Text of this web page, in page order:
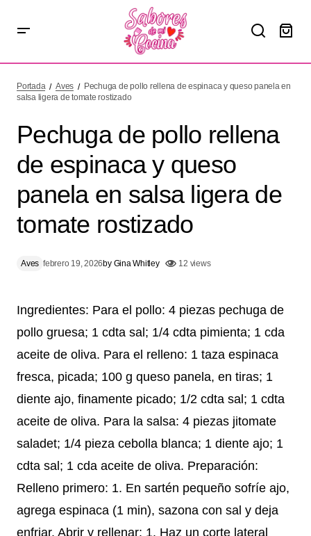
salsa ligera de tomate rostizado
Portada Aves
Pechuga de pollo rellena de espinaca y queso panela en
salsa ligera de tomate rostizado
Pechuga de pollo rellena
de espinaca y queso
panela en salsa ligera de
tomate rostizado
Aves febrero 19, 2026by Gina Whitley 12 views
Ingredientes: Para el pollo: 4 piezas pechuga de
pollo gruesa; 1 cdta sal; 1/4 cdta pimienta; 1 cda
aceite de oliva. Para el relleno: 1 taza espinaca
fresca, picada; 100 g queso panela, en tiras; 1
diente ajo, finamente picado; 1/2 cdta sal; 1 cdta
aceite de oliva. Para la salsa: 4 piezas jitomate
saladet; 1/4 pieza cebolla blanca; 1 diente ajo; 1
cdta sal; 1 cda aceite de oliva. Preparación:
Relleno primero: 1. En sartén pequeño sofríe ajo,
agrega espinaca (1 min), sazona con sal y deja
enfriar. Abrir y rellenar: 1. Haz un corte lateral